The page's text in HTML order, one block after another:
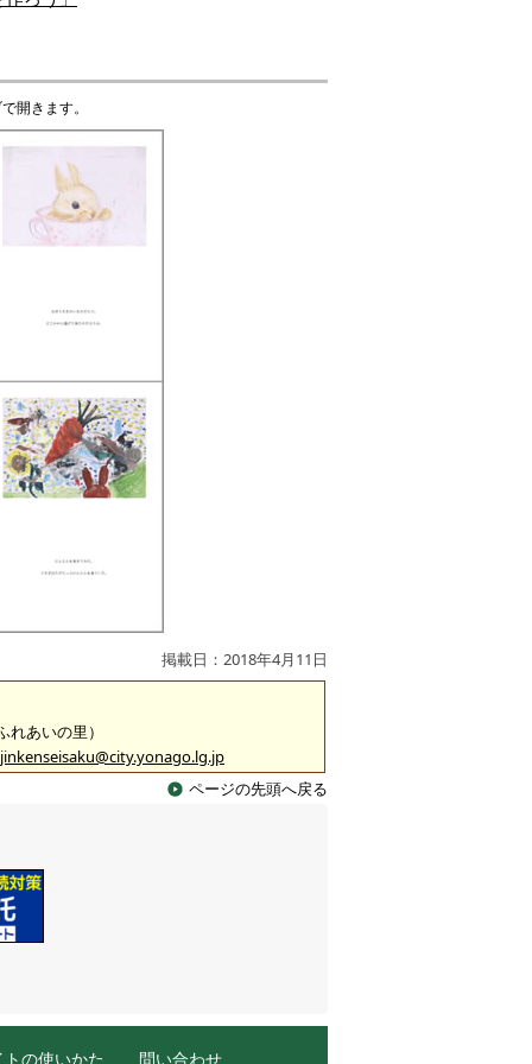
開きます。
掲載日：2018年4月11日
あいの里）
jinkenseisaku@city.yonago.lg.jp
ページの先頭へ戻る
トの使いかた 問い合わせ